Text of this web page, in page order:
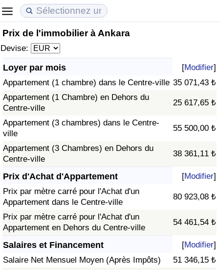
Prix de l'immobilier à Ankara
Devise:
Loyer par mois [Modifier]
Appartement (1 chambre) dans le Centre-ville 35 071,43 ₺
Appartement (1 Chambre) en Dehors du
Centre-ville
25 617,65 ₺
Appartement (3 chambres) dans le Centre-
ville
55 500,00 ₺
Appartement (3 Chambres) en Dehors du
Centre-ville
38 361,11 ₺
Prix d'Achat d'Appartement [Modifier]
Prix par mètre carré pour l'Achat d'un
Appartement dans le Centre-ville
80 923,08 ₺
Prix par mètre carré pour l'Achat d'un
Appartement en Dehors du Centre-ville
54 461,54 ₺
Salaires et Financement [Modifier]
Salaire Net Mensuel Moyen (Après Impôts)
51 346,15 ₺
Coût de la vie
Indice du Coût de la Vie (Actuel)
Indice du Coût de la Vie
Indice du coût de la vie par pays
à Akaba
Prix de l'immobilier
Indice des Prix de l'immobilier (Actuel)
Indice des Prix de l'immobilier
Indice des Prix de l'immobilier par Pays
Qualité de Vie
Indice de Qualité de Vie
Indice de Qualité de Vie (Actuel)
Indice de qualité de vie par pays
Criminalité
Indice de Criminalité (Actuel)
Indice de Criminalité
Indice de criminalité par pays
Indice des soins de santé (Actuel)